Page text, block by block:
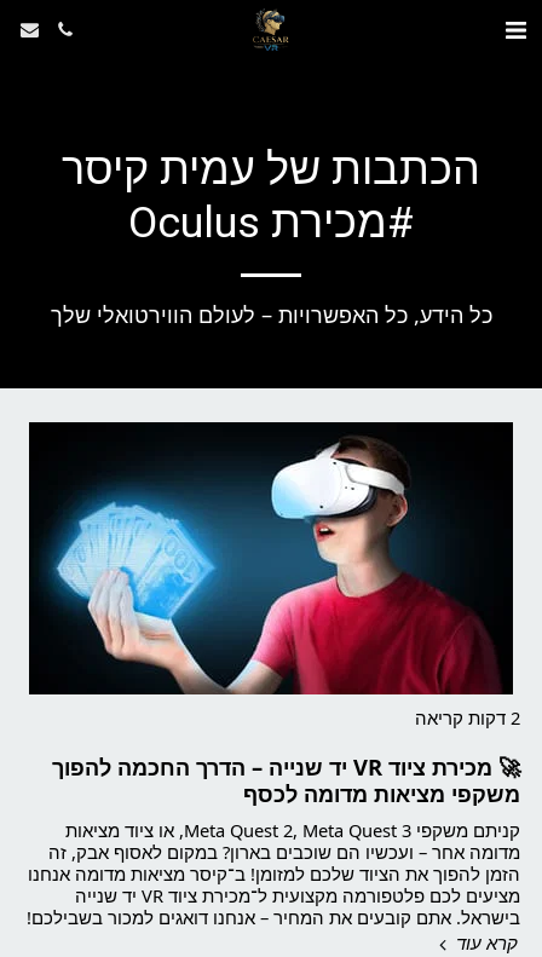
הכתבות של עמית קיסר
#מכירת Oculus
כל הידע, כל האפשרויות – לעולם הווירטואלי שלך
2 דקות קריאה
🚀 מכירת ציוד VR יד שנייה – הדרך החכמה להפוך
משקפי מציאות מדומה לכסף
קניתם משקפי Meta Quest 2, Meta Quest 3, או ציוד מציאות
מדומה אחר – ועכשיו הם שוכבים בארון? במקום לאסוף אבק, זה
הזמן להפוך את הציוד שלכם למזומן! ב־קיסר מציאות מדומה אנחנו
מציעים לכם פלטפורמה מקצועית ל־מכירת ציוד VR יד שנייה
בישראל. אתם קובעים את המחיר – אנחנו דואגים למכור בשבילכם!
קרא עוד